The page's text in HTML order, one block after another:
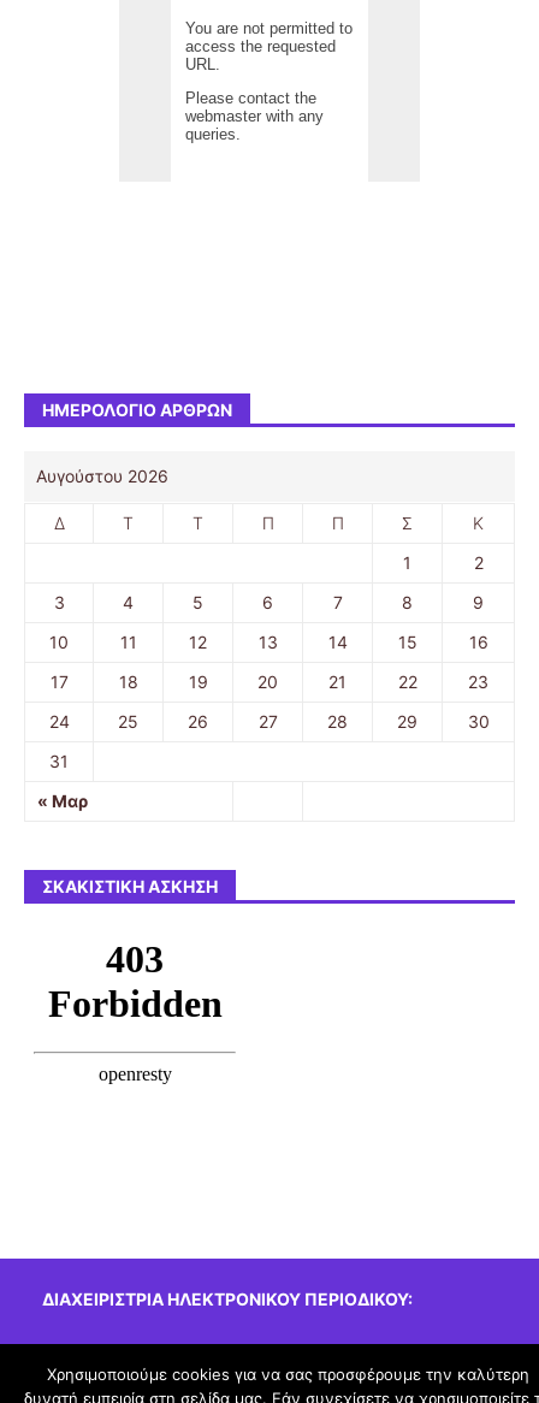
ΗΜΕΡΟΛΌΓΙΟ ΆΡΘΡΩΝ
Αυγούστου 2026
Δ Τ Τ Π Π Σ Κ
« Μαρ
1
2
3
4 5 6 7 8
9
10
11 12 13 14 15
16
17
18 19 20 21 22
23
24
25 26 27 28 29
30
31
ΣΚΑΚΙΣΤΙΚΉ ΆΣΚΗΣΗ
ΔΙΑΧΕΙΡΊΣΤΡΙΑ ΗΛΕΚΤΡΟΝΙΚΟΎ ΠΕΡΙΟΔΙΚΟΎ:
Χρησιμοποιούμε cookies για να σας προσφέρουμε την καλύτερη
δυνατή εμπειρία στη σελίδα μας. Εάν συνεχίσετε να χρησιμοποιείτε